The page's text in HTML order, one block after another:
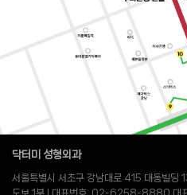
닥터미 성형외과
서울특별시 서초구 강남대로 415 대동빌딩
도보 1분 l 대표번호: 02-6258-8880 대